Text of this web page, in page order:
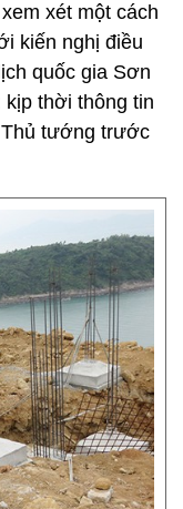
xét một cách
kiến nghị điều
quốc gia Sơn
thời thông tin
Thủ tướng trước